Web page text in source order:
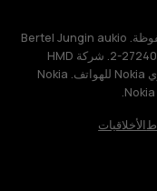
TM و © 2026 HMD Global. جميع الحقوق محفوظة. Bertel Jungin aukio
9, 02600 Espoo, Finland. مُعرِّف الشركة: 2724044-2. شركة HMD
Global Oy حاصلة على ترخيص من الاسم التجاري Nokia للهواتف. Nokia
الأخلاقيات